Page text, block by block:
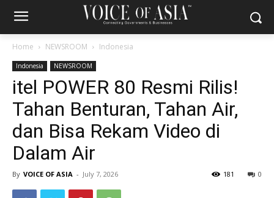
Home NEWSROOM Indonesia
Indonesia NEWSROOM
itel POWER 80 Resmi Rilis!
Tahan Benturan, Tahan Air,
dan Bisa Rekam Video di
Dalam Air
By VOICE OF ASIA - July 7, 2026 0
181